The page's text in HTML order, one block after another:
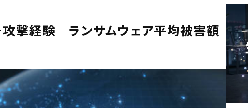
攻撃経験 ランサムウェア平均被害額